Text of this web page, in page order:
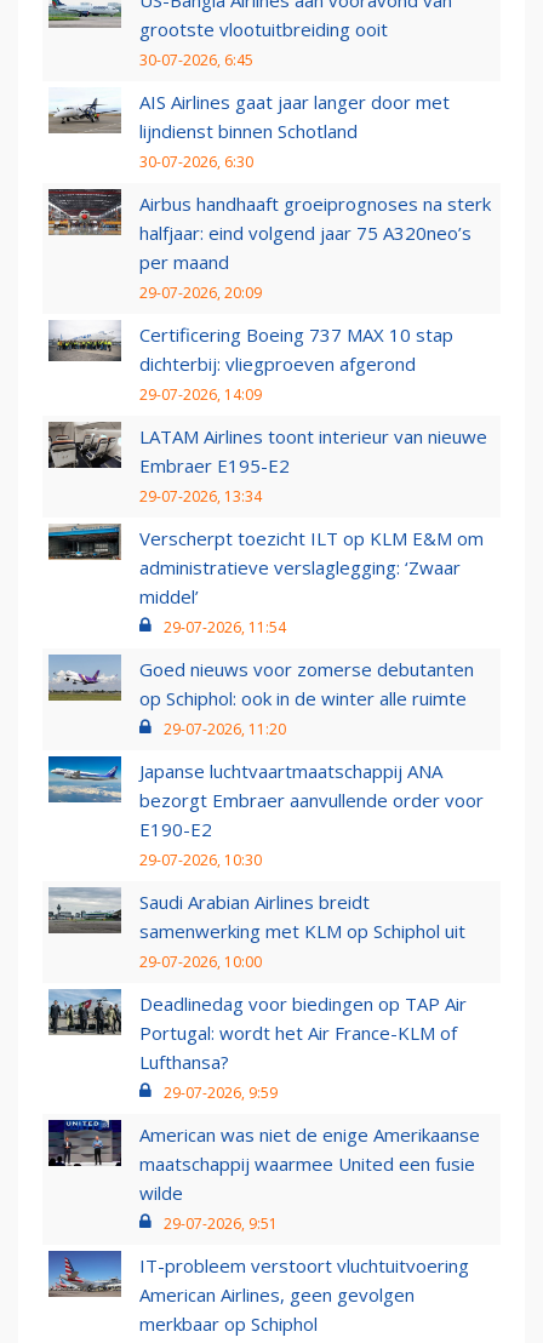
grootste vlootuitbreiding ooit
30-07-2026, 6:45
AIS Airlines gaat jaar langer door met
lijndienst binnen Schotland
30-07-2026, 6:30
Airbus handhaaft groeiprognoses na sterk
halfjaar: eind volgend jaar 75 A320neo’s
per maand
29-07-2026, 20:09
Certificering Boeing 737 MAX 10 stap
dichterbij: vliegproeven afgerond
29-07-2026, 14:09
LATAM Airlines toont interieur van nieuwe
Embraer E195-E2
29-07-2026, 13:34
Verscherpt toezicht ILT op KLM E&M om
administratieve verslaglegging: ‘Zwaar
middel’
29-07-2026, 11:54
Goed nieuws voor zomerse debutanten
op Schiphol: ook in de winter alle ruimte
29-07-2026, 11:20
Japanse luchtvaartmaatschappij ANA
bezorgt Embraer aanvullende order voor
E190-E2
29-07-2026, 10:30
Saudi Arabian Airlines breidt
samenwerking met KLM op Schiphol uit
29-07-2026, 10:00
Deadlinedag voor biedingen op TAP Air
Portugal: wordt het Air France-KLM of
Lufthansa?
29-07-2026, 9:59
American was niet de enige Amerikaanse
maatschappij waarmee United een fusie
wilde
29-07-2026, 9:51
IT-probleem verstoort vluchtuitvoering
American Airlines, geen gevolgen
merkbaar op Schiphol